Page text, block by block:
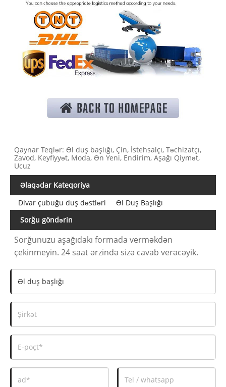
Qaynar Teqlər: Əl duş başlığı, Çin, İstehsalçı, Təchizatçı,
Zavod, Keyfiyyət, Moda, Ən Yeni, Endirim, Aşağı Qiymət,
Ucuz
Əlaqədar Kateqoriya
Divar çubuğu duş dəstləri
Əl Duş Başlığı
Sorğu göndərin
Sorğunuzu aşağıdakı formada verməkdən
çekinmeyin. 24 saat ərzində sizə cavab verəcəyik.